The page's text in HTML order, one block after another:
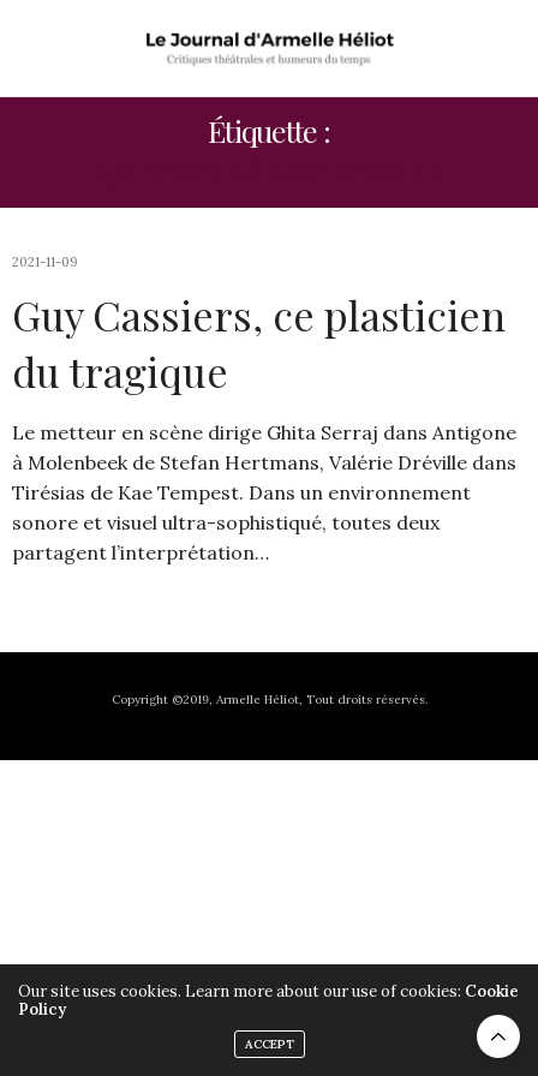
Étiquette :
2021-11-09
Guy Cassiers, ce plasticien
du tragique
Le metteur en scène dirige Ghita Serraj dans Antigone
à Molenbeek de Stefan Hertmans, Valérie Dréville dans
Tirésias de Kae Tempest. Dans un environnement
sonore et visuel ultra-sophistiqué, toutes deux
partagent l’interprétation…
Copyright ©2019, Armelle Héliot, Tout droits réservés.
Our site uses cookies. Learn more about our use of cookies: Cookie
Policy
ACCEPT